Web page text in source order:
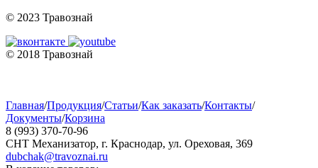
© 2023 Травознай
© 2018 Травознай
Главная/Продукция/Статьи/Как заказать/Контакты/
Документы/Корзина
8 (993) 370-70-96
СНТ Механизатор, г. Краснодар, ул. Ореховая, 369
dubchak@travoznai.ru